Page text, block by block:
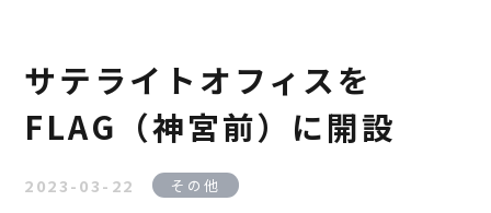
サテライトオフィスを
FLAG（神宮前）に開設
2023-03-22 その他